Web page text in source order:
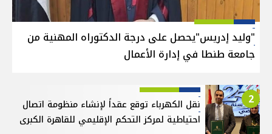
"وليد إدريس"يحصل على درجة الدكتوراه المهنية من
جامعة طنطا في إدارة الأعمال
2
نقل الكهرباء توقع عقداً لإنشاء منظومة اتصال
احتياطية لمركز التحكم الإقليمي للقاهرة الكبرى